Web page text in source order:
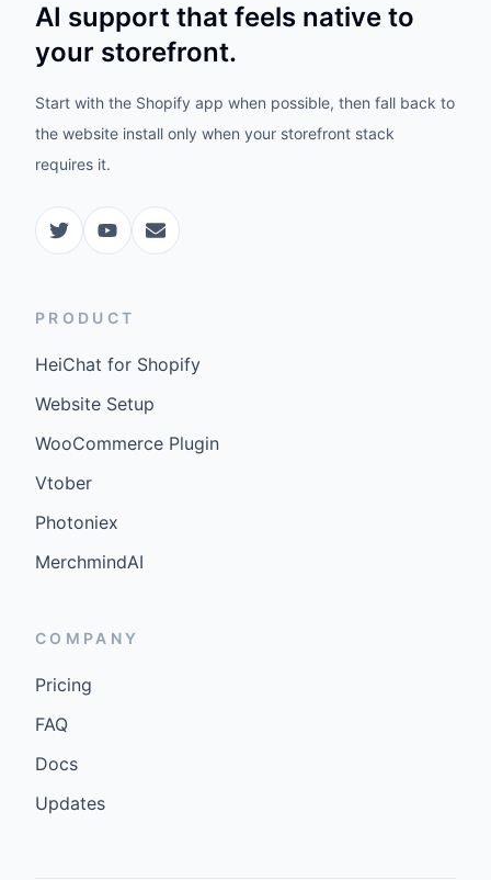
AI support that feels native to
your storefront.
Start with the Shopify app when possible, then fall back to
the website install only when your storefront stack
requires it.
PRODUCT
HeiChat for Shopify
Website Setup
WooCommerce Plugin
Vtober
Photoniex
MerchmindAI
COMPANY
Pricing
FAQ
Docs
Updates